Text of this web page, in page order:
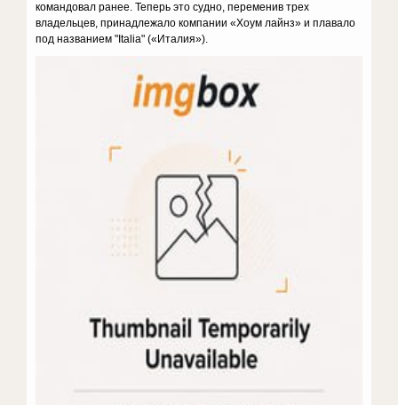
командовал ранее. Теперь это судно, переменив трех
владельцев, принадлежало компании «Хоум лайнз» и плавало
под названием "Italia" («Италия»).